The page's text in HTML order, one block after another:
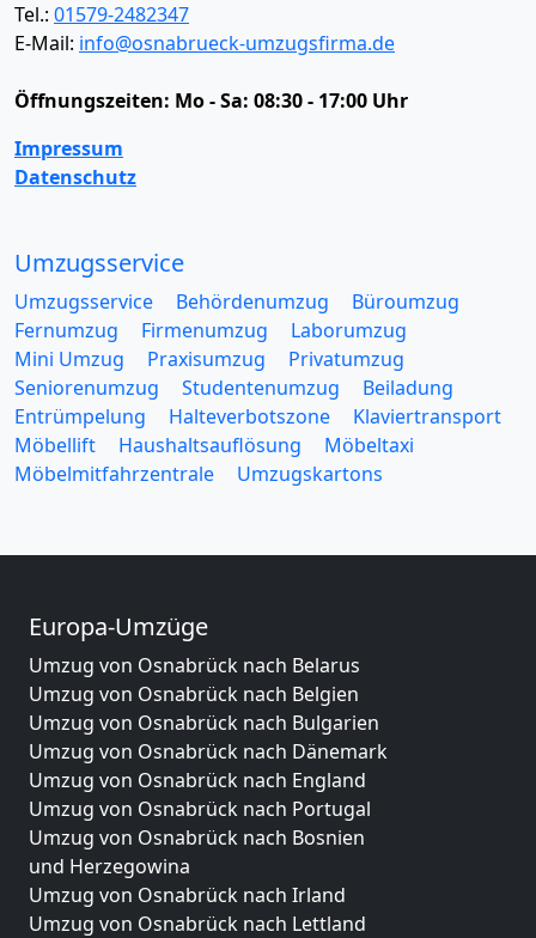
Tel.: 01579-2482347
E-Mail: info@osnabrueck-umzugsfirma.de
Öffnungszeiten: Mo - Sa: 08:30 - 17:00 Uhr
Impressum
Datenschutz
Umzugsservice
Umzugsservice Behördenumzug
Büroumzug
Fernumzug
Firmenumzug
Laborumzug
Mini Umzug
Praxisumzug
Privatumzug
Seniorenumzug
Studentenumzug
Beiladung
Entrümpelung
Halteverbotszone
Klaviertransport
Möbellift
Haushaltsauflösung
Möbeltaxi
Möbelmitfahrzentrale
Umzugskartons
Europa-Umzüge
Umzug von Osnabrück nach Belarus
Umzug von Osnabrück nach Belgien
Umzug von Osnabrück nach Bulgarien
Umzug von Osnabrück nach Dänemark
Umzug von Osnabrück nach England
Umzug von Osnabrück nach Portugal
Umzug von Osnabrück nach Bosnien
und Herzegowina
Umzug von Osnabrück nach Irland
Umzug von Osnabrück nach Lettland